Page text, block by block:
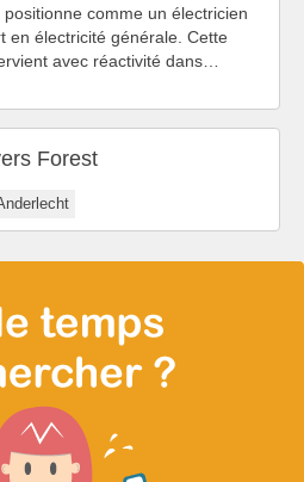
comme un électricien
en électricité générale. Cette
avec réactivité dans…
Forest